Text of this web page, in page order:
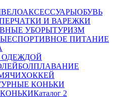
ВЕЛОАКСЕССУАРЫОБУВЬ
И ВАРЕЖКИ
УБОРЫТУРИЗМ
СПОРТИВНОЕ ПИТАНИЕ
ОДЕЖДОЙ
ПЛАВАНИЕ
ХОККЕЙ
КОНЬКИ
Каталог 2